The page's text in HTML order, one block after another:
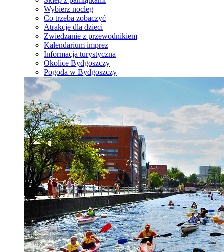
Wybierz nocleg
Co trzeba zobaczyć
Atrakcje dla dzieci
Zwiedzanie z przewodnikiem
Kalendarium imprez
Informacja turystyczna
Okolice Bydgoszczy
Pogoda w Bydgoszczy